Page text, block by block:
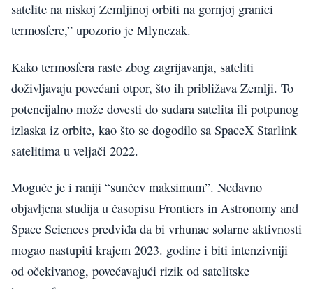
satelite na niskoj Zemljinoj orbiti na gornjoj granici
termosfere,” upozorio je Mlynczak.
Kako termosfera raste zbog zagrijavanja, sateliti
doživljavaju povećani otpor, što ih približava Zemlji. To
potencijalno može dovesti do sudara satelita ili potpunog
izlaska iz orbite, kao što se dogodilo sa SpaceX Starlink
satelitima u veljači 2022.
Moguće je i raniji “sunčev maksimum”. Nedavno
objavljena studija u časopisu Frontiers in Astronomy and
Space Sciences predviđa da bi vrhunac solarne aktivnosti
mogao nastupiti krajem 2023. godine i biti intenzivniji
od očekivanog, povećavajući rizik od satelitske